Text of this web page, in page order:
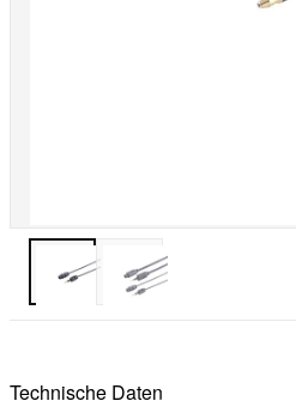
Technische Daten